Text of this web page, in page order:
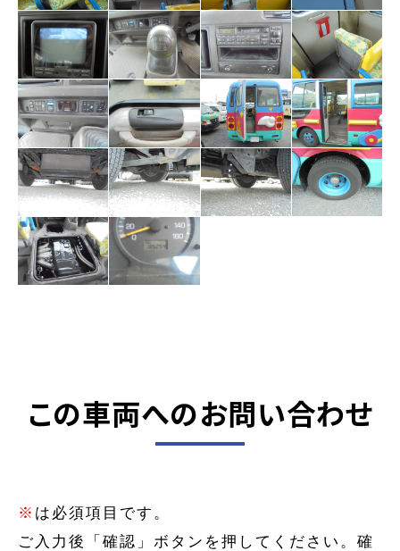
この車両へのお問い合わせ
※ は必須項目です。
ご入力後「確認」ボタンを押してください。確